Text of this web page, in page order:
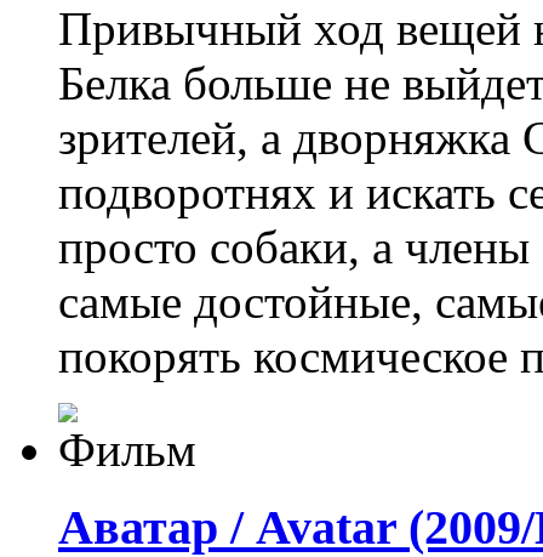
Привычный ход вещей
Белка больше не
зрителей, а дворняжка
подворотнях и искать
просто собаки, а
самые достойные,
покорять космическое
Аватар / Avatar